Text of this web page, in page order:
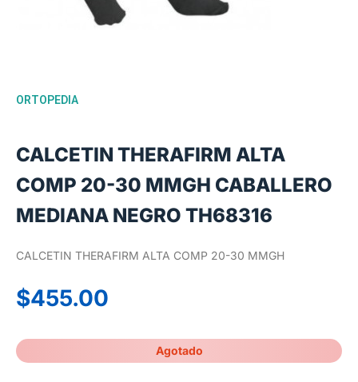
ORTOPEDIA
CALCETIN THERAFIRM ALTA
COMP 20-30 MMGH CABALLERO
MEDIANA NEGRO TH68316
CALCETIN THERAFIRM ALTA COMP 20-30 MMGH
$455.00
Agotado